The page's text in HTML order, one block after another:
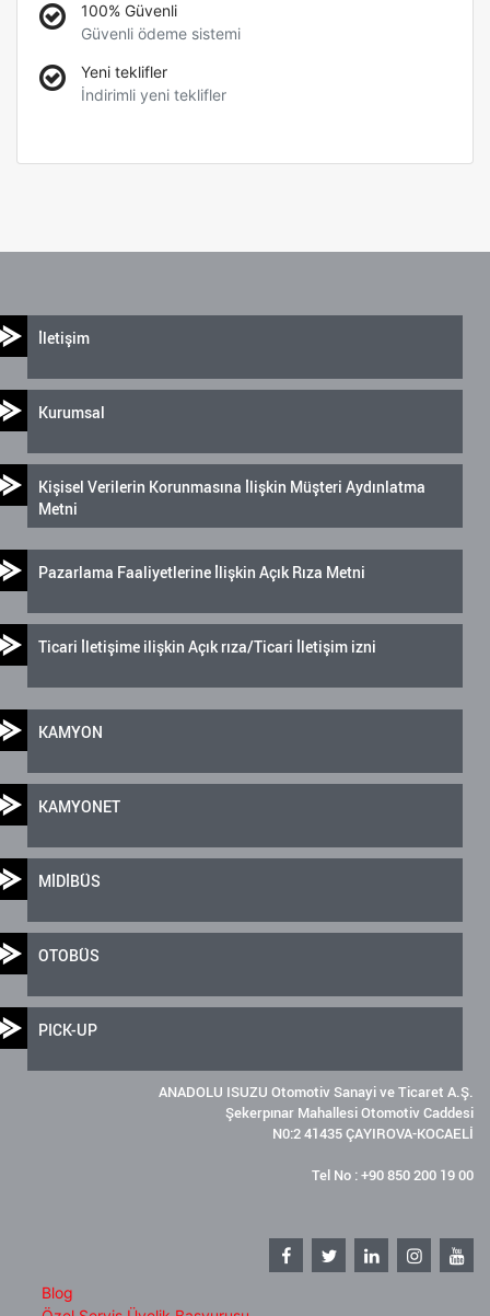
100% Güvenli
Güvenli ödeme sistemi
Yeni teklifler
İndirimli yeni teklifler
İletişim
Kurumsal
Kişisel Verilerin Korunmasına İlişkin Müşteri Aydınlatma
Metni
Pazarlama Faaliyetlerine İlişkin Açık Rıza Metni
Ticari İletişime ilişkin Açık rıza/Ticari İletişim izni
KAMYON
KAMYONET
MİDİBÜS
OTOBÜS
PICK-UP
ANADOLU ISUZU Otomotiv Sanayi ve Ticaret A.Ş.
Şekerpınar Mahallesi Otomotiv Caddesi
N0:2 41435 ÇAYIROVA-KOCAELİ
Tel No : +90 850 200 19 00
Blog